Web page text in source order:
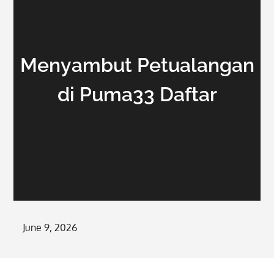
Menyambut Petualangan
di Puma33 Daftar
Posted
June 9, 2026